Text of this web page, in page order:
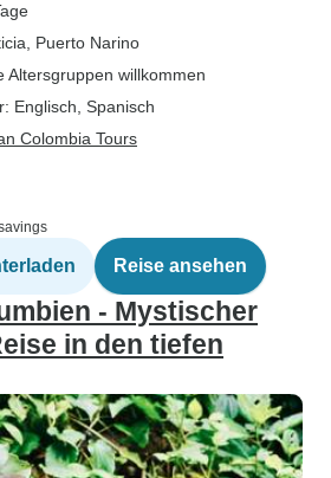
, Puerto Narino
Altersgruppen willkommen
Englisch, Spanisch
Colombia Tours
Reise ansehen
- Mystischer
in den tiefen